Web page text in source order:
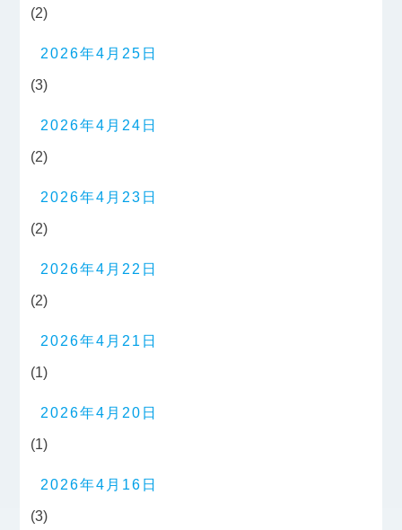
(2)
2026年4月25日
(3)
2026年4月24日
(2)
2026年4月23日
(2)
2026年4月22日
(2)
2026年4月21日
(1)
2026年4月20日
(1)
2026年4月16日
(3)